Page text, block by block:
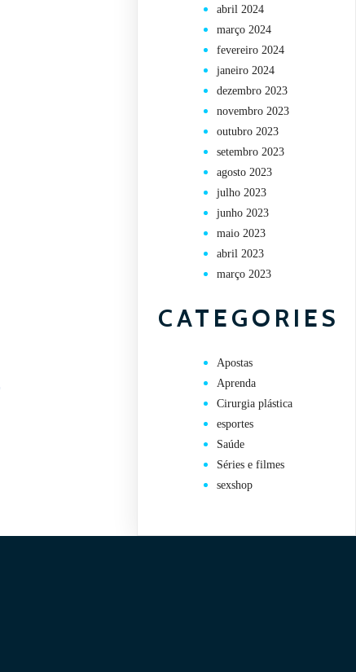
abril 2024
março 2024
fevereiro 2024
janeiro 2024
dezembro 2023
novembro 2023
outubro 2023
setembro 2023
agosto 2023
julho 2023
junho 2023
maio 2023
abril 2023
março 2023
CATEGORIES
Apostas
Aprenda
Cirurgia plástica
esportes
Saúde
Séries e filmes
sexshop